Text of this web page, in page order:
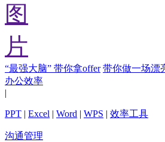
“最强大脑” 带你拿offer 带你做一场漂
办公效率
|
PPT | Excel | Word | WPS | 效率工具
沟通管理